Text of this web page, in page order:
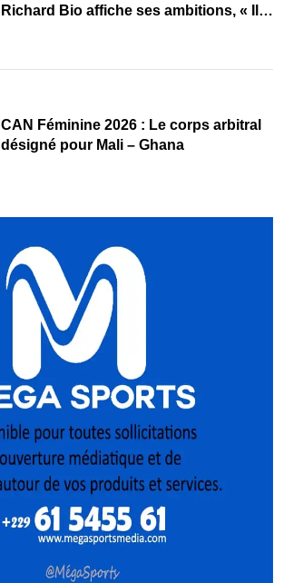
Richard Bio affiche ses ambitions, « Il
‎CAN Féminine 2026 : Le corps arbitral
désigné pour Mali – Ghana